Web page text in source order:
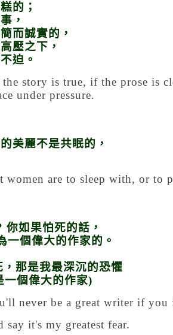
的；
，
而誠實的，
壓之下，
迫。
story is true, if the prose is
under pressure.
美麗不是共眠的，
women are to sleep with, or to
你如果怕死的話，
一個偉大的作家的。
那是我最深沉的恐懼
一個偉大的作家)
never be a great writer if
it's my greatest fear.